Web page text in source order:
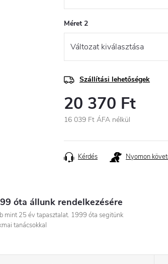
Méret 2
Szállítási lehetőségek
20 370 Ft
16 039 Ft ÁFA nélkül
Kérdés Nyomon
óta állunk rendelkezésére
mint 25 év tapasztalat. 1999 óta segitünk
tanácsokkal